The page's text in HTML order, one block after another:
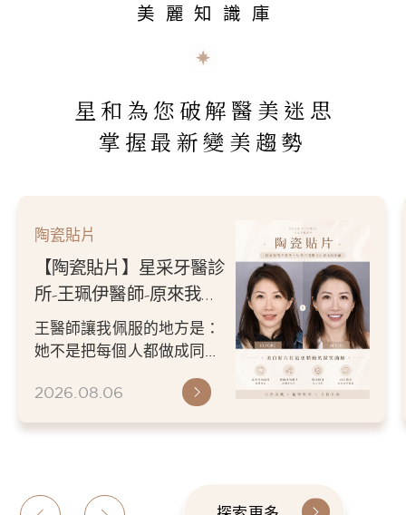
美麗知識庫
星和為您破解醫美迷思
掌握最新變美趨勢
陶瓷貼片
【陶瓷貼片】星采牙醫診
所-王珮伊醫師-從門牙縫
到自信笑容：美白貼片打
造更精緻的微笑曲線
王珮伊醫師在規劃貼片時，
除了考量牙齒本身條件，也
微笑方式等細節出發，協助
2026.06.26